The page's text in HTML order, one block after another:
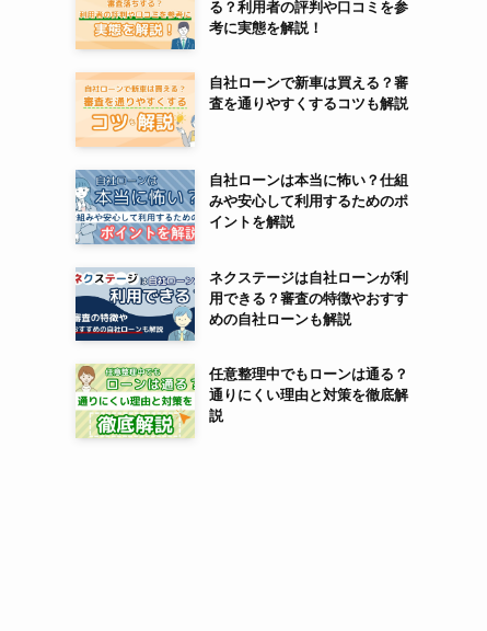
る？利用者の評判や口コミを参
考に実態を解説！
自社ローンで新車は買える？審
査を通りやすくするコツも解説
自社ローンは本当に怖い？仕組
みや安心して利用するためのポ
イントを解説
ネクステージは自社ローンが利
用できる？審査の特徴やおすす
めの自社ローンも解説
任意整理中でもローンは通る？
通りにくい理由と対策を徹底解
説